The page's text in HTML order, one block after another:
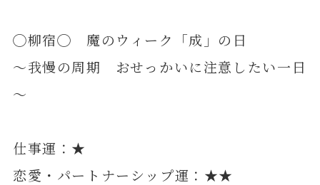
◯柳宿◯ 魔のウィーク「成」の日
～我慢の周期 おせっかいに注意したい一日
～
仕事運：★
恋愛・パートナーシップ運：★★